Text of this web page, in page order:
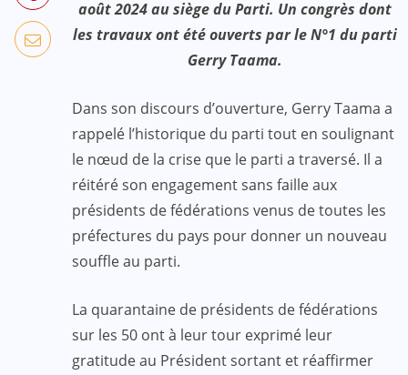
août 2024 au siège du Parti. Un congrès dont
les travaux ont été ouverts par le N°1 du parti
Gerry Taama.
Dans son discours d’ouverture, Gerry Taama a
rappelé l’historique du parti tout en soulignant
le nœud de la crise que le parti a traversé. Il a
réitéré son engagement sans faille aux
présidents de fédérations venus de toutes les
préfectures du pays pour donner un nouveau
souffle au parti.
La quarantaine de présidents de fédérations
sur les 50 ont à leur tour exprimé leur
gratitude au Président sortant et réaffirmer